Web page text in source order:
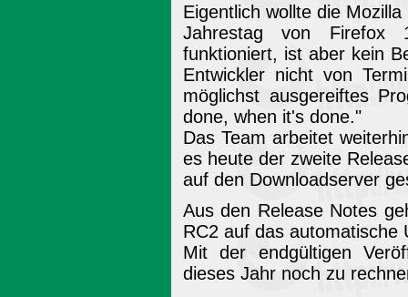
Eigentlich wollte die
Jahrestag von Firefox
funktioniert, ist aber kein
Entwickler nicht von
möglichst ausgereiftes
done, when it's done."
Das Team arbeitet
es heute der zweite
auf den Downloadserver
Aus den Release Notes
RC2 auf das automatische
Mit der endgültigen
dieses Jahr noch zu